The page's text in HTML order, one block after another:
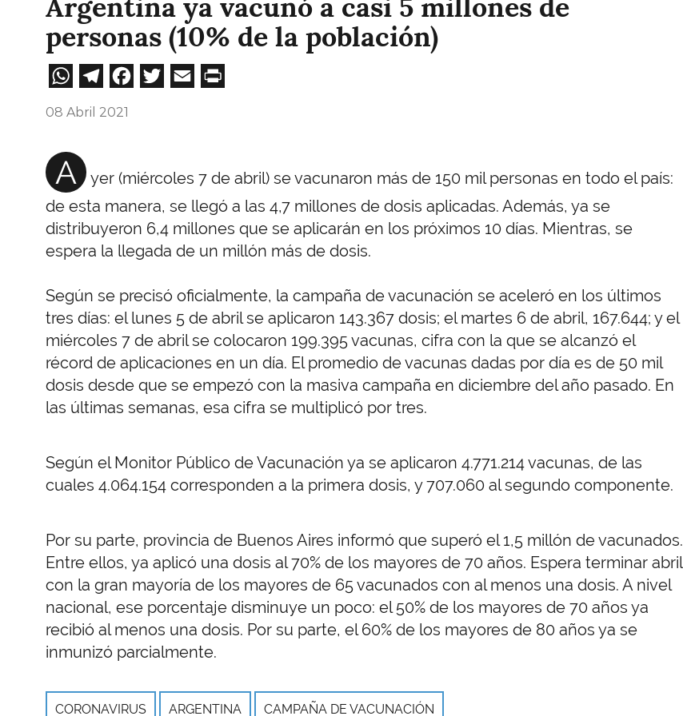
Argentina ya vacunó a casi 5 millones de
personas (10% de la población)
WhatsApp
Telegram
Facebook
Twitter
Email
08 Abril 2021
A
yer (miércoles 7 de abril) se vacunaron más de 150 mil personas en todo el país:
de esta manera, se llegó a las 4,7 millones de dosis aplicadas. Además, ya se
distribuyeron 6,4 millones que se aplicarán en los próximos 10 días. Mientras, se
espera la llegada de un millón más de dosis.
Según se precisó oficialmente, la campaña de vacunación se aceleró en los últimos
tres días: el lunes 5 de abril se aplicaron 143.367 dosis; el martes 6 de abril, 167.644; y el
miércoles 7 de abril se colocaron 199.395 vacunas, cifra con la que se alcanzó el
récord de aplicaciones en un día. El promedio de vacunas dadas por día es de 50 mil
dosis desde que se empezó con la masiva campaña en diciembre del año pasado. En
las últimas semanas, esa cifra se multiplicó por tres.
Según el Monitor Público de Vacunación ya se aplicaron 4.771.214 vacunas, de las
cuales 4.064.154 corresponden a la primera dosis, y 707.060 al segundo componente.
Por su parte, provincia de Buenos Aires informó que superó el 1,5 millón de vacunados.
Entre ellos, ya aplicó una dosis al 70% de los mayores de 70 años. Espera terminar abril
con la gran mayoría de los mayores de 65 vacunados con al menos una dosis. A nivel
nacional, ese porcentaje disminuye un poco: el 50% de los mayores de 70 años ya
recibió al menos una dosis. Por su parte, el 60% de los mayores de 80 años ya se
inmunizó parcialmente.
CORONAVIRUS ARGENTINA CAMPAÑA DE VACUNACIÓN